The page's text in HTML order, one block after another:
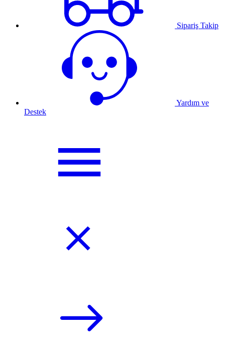
Sipariş Takip
Yardım ve
Destek